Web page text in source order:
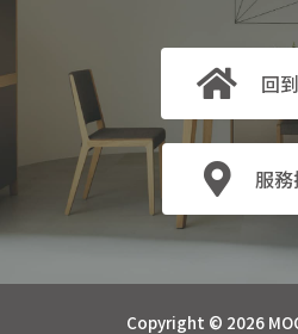
回
服
Copyright © 2026